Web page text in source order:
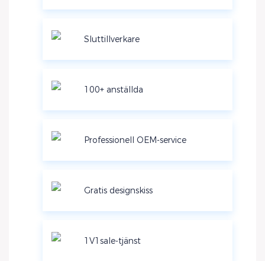
Sluttillverkare
100+ anställda
Professionell OEM-service
Gratis designskiss
1V1sale-tjänst